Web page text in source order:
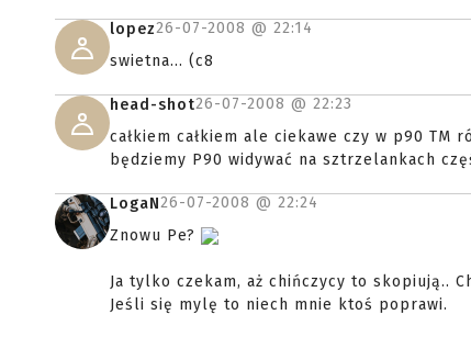
lopez26-07-2008 @ 22:14
swietna... (c8
head-shot26-07-2008 @ 22:23
całkiem całkiem ale ciekawe czy w p90
będziemy P90 widywać na sztrzelankach
LogaN26-07-2008 @ 22:24
Znowu Pe?
Ja tylko czekam, aż chińczycy to skopiują..
Jeśli się mylę to niech mnie ktoś poprawi.